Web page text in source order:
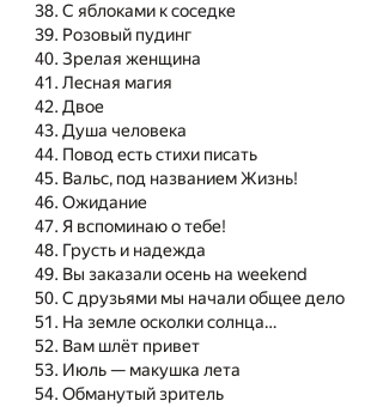
С яблоками к соседке
Розовый пудинг
Зрелая женщина
Лесная магия
Двое
Душа человека
Повод есть стихи писать
Вальс, под названием Жизнь!
Ожидание
Я вспоминаю о тебе!
Грусть и надежда
Вы заказали осень на weekend
С друзьями мы начали общее дело
На земле осколки солнца…
Вам шлёт привет
Июль — макушка лета
Обманутый зритель